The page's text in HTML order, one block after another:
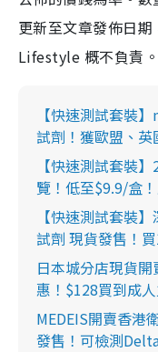
更新至文章發佈日
Lifestyle 概不負責
【快速測試套裝
試劑！獲歐盟、
【快速測試套裝
覽！低至$9.9/盒
【快速測試套裝
試劑 現貨發售！
日本城分店現貨
惠！$128買到成
MEDEIS開賣香港
發售！可檢測